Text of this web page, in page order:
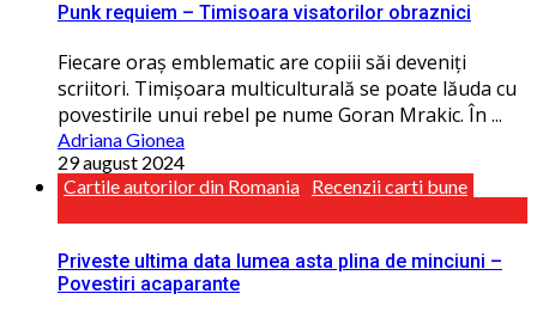
Punk requiem – Timisoara visatorilor obraznici
Fiecare oraș emblematic are copiii săi deveniţi
scriitori. Timișoara multiculturală se poate lăuda cu
povestirile unui rebel pe nume Goran Mrakic. În ...
Adriana Gionea
29 august 2024
Cartile autorilor din Romania Recenzii carti bune
Priveste ultima data lumea asta plina de minciuni –
Povestiri acaparante